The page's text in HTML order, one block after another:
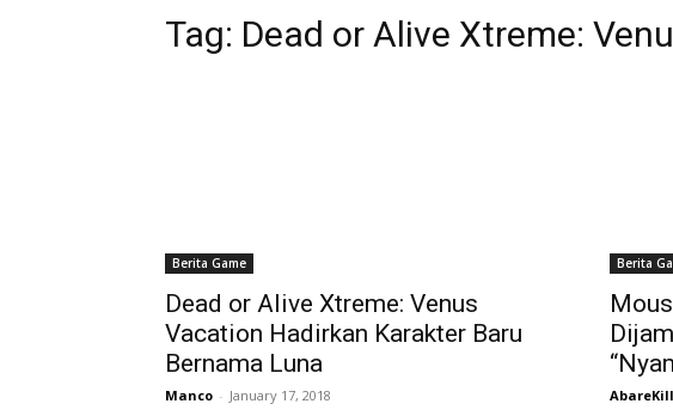
Tag: Dead or Alive Xtreme:
Berita Game
Dead or Alive Xtreme: Venus
Vacation Hadirkan Karakter Baru
Bernama Luna
Manco - January 17, 2018
Berita